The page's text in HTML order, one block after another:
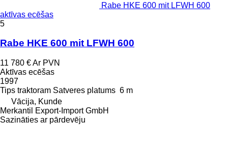
Rabe HKE 600 mit LFWH 600
aktīvas ecēšas
5
Rabe HKE 600 mit LFWH 600
11 780 €Ar PVN
Aktīvas ecēšas
1997
Tips traktoram Satveres platums 6 m
Vācija, Kunde
Merkantil Export-Import GmbH
Sazināties ar pārdevēju